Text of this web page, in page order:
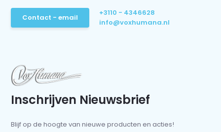
Contact - email
+3110 - 4346628
info@voxhumana.nl
Inschrijven Nieuwsbrief
Blijf op de hoogte van nieuwe producten en acties!